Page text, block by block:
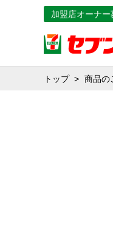
加盟店オーナー
トップ 商品の